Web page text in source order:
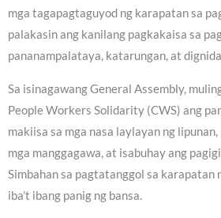
mga tagapagtaguyod ng karapatan sa
palakasin ang kanilang pagkakaisa sa
pananampalataya, katarungan, at
Sa isinagawang General Assembly,
People Workers Solidarity (CWS) ang
makiisa sa mga nasa laylayan ng
mga manggagawa, at isabuhay ang
Simbahan sa pagtatanggol sa karapatan
iba’t ibang panig ng bansa.